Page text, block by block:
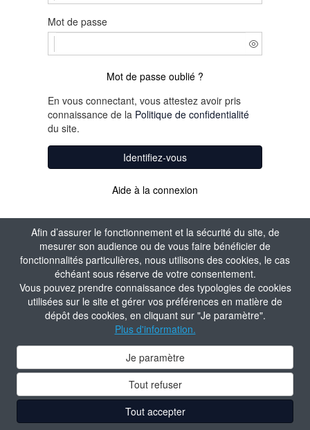
Afin d’assurer le fonctionnement et la sécurité du site, de
mesurer son audience ou de vous faire bénéficier de
fonctionnalités particulières, nous utilisons des cookies, le cas
échéant sous réserve de votre consentement.
Vous pouvez prendre connaissance des typologies de cookies
utilisées sur le site et gérer vos préférences en matière de
dépôt des cookies, en cliquant sur "Je paramètre".
Plus d'information.
Je paramètre
Tout refuser
Tout accepter
Mot de passe
Mot de passe oublié ?
En vous connectant, vous attestez avoir pris
connaissance de la Politique de confidentialité
du site.
Identifiez-vous
Aide à la connexion